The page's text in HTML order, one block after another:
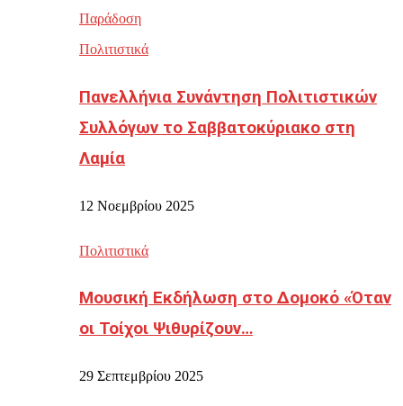
Παράδοση
Πολιτιστικά
Πανελλήνια Συνάντηση Πολιτιστικών
Συλλόγων το Σαββατοκύριακο στη
Λαμία
12 Νοεμβρίου 2025
Πολιτιστικά
Μουσική Εκδήλωση στο Δομοκό «Όταν
οι Τοίχοι Ψιθυρίζουν…
29 Σεπτεμβρίου 2025